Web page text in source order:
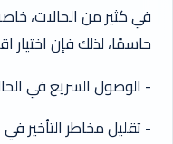
في كثير من الحالات،
حاسمًا، لذلك فإن
- الوصول السريع في
- تقليل مخاطر التأخير